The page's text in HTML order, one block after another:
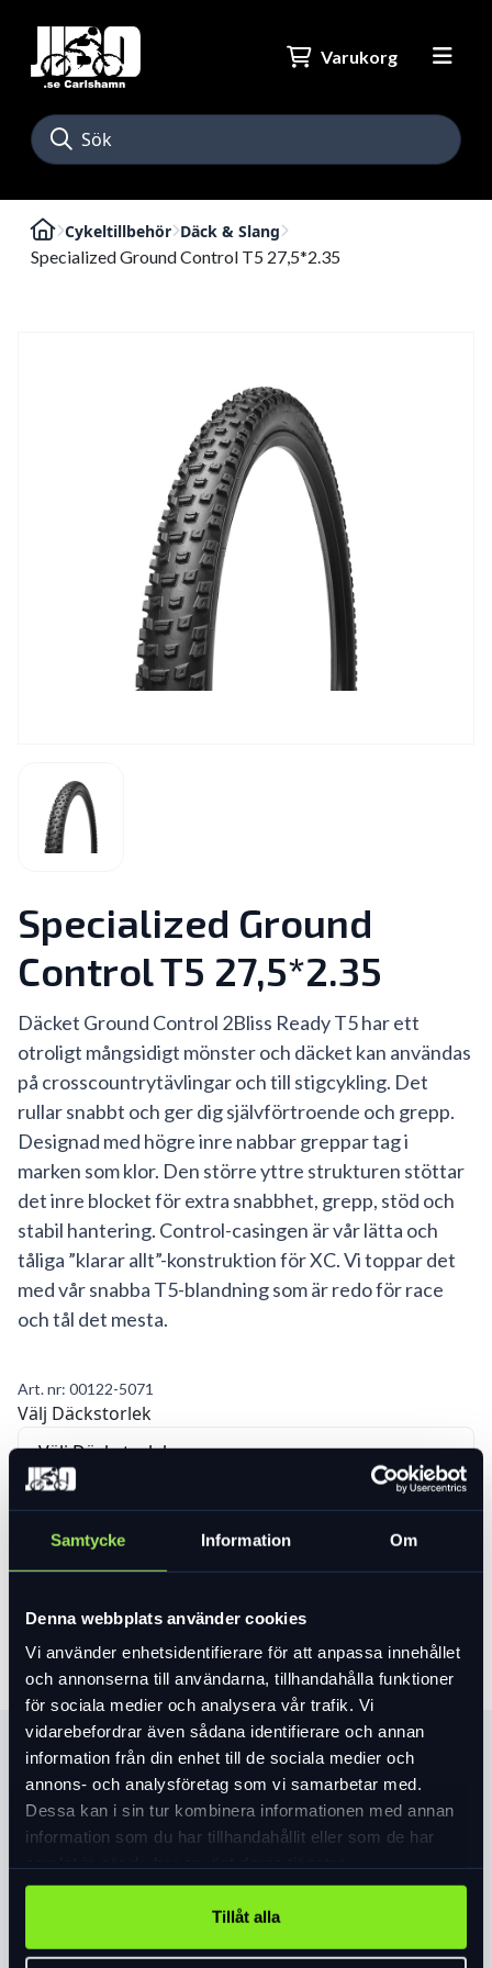
Samtycke Information Om
Denna webbplats använder cookies
Vi använder enhetsidentifierare för att anpassa innehållet
och annonserna till användarna, tillhandahålla funktioner
för sociala medier och analysera vår trafik. Vi
vidarebefordrar även sådana identifierare och annan
information från din enhet till de sociala medier och
annons- och analysföretag som vi samarbetar med.
Dessa kan i sin tur kombinera informationen med annan
information som du har tillhandahållit eller som de har
Tillåt alla
Varukorg
Cykeltillbehör Däck & Slang
Specialized Ground Control T5 27,5*2.35
Specialized Ground
Control T5 27,5*2.35
Däcket Ground Control 2Bliss Ready T5 har ett
otroligt mångsidigt mönster och däcket kan användas
på crosscountrytävlingar och till stigcykling. Det
rullar snabbt och ger dig självförtroende och grepp.
Designad med högre inre nabbar greppar tag i
marken som klor. Den större yttre strukturen stöttar
det inre blocket för extra snabbhet, grepp, stöd och
stabil hantering. Control-casingen är vår lätta och
tåliga ”klarar allt”-konstruktion för XC. Vi toppar det
med vår snabba T5-blandning som är redo för race
och tål det mesta.
Art. nr: 00122-5071
Välj Däckstorlek
Var vänlig välj ett alternativ för att se lagersaldo
459 kr
Produktinformation
Trådtäthet: 60 TPI, lätt, tålig konstruktion
för XC.
Kanttråd: Vikbart.
Butylklädd kanttråd = 2Bliss Ready, kan